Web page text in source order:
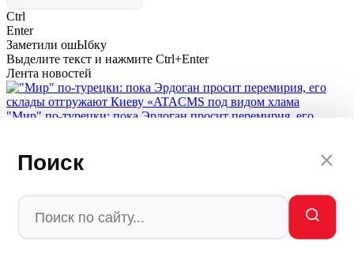
Поиск
Ctrl
Enter
Заметили ошЫбку
Выделите текст и нажмите Ctrl+Enter
Лента новостей
"Мир" по-турецки: пока Эрдоган просит перемирия, его
09.08.26, Мир